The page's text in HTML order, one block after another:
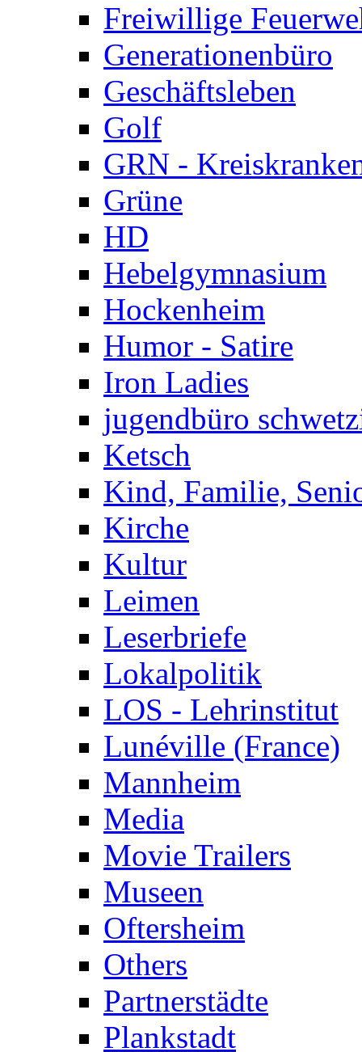
Freiwillige
Generationenbüro
Geschäftsleben
Golf
GRN -
Grüne
HD
Hebelgymnasium
Hockenheim
Humor - Satire
Iron Ladies
jugendbüro
Ketsch
Kind, Familie,
Kirche
Kultur
Leimen
Leserbriefe
Lokalpolitik
LOS - Lehrinstitut
Lunéville (France)
Mannheim
Media
Movie Trailers
Museen
Oftersheim
Others
Partnerstädte
Plankstadt